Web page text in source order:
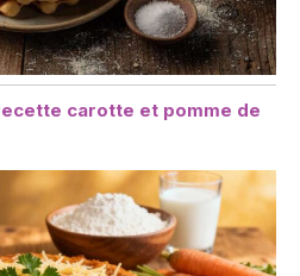
carotte et pomme de